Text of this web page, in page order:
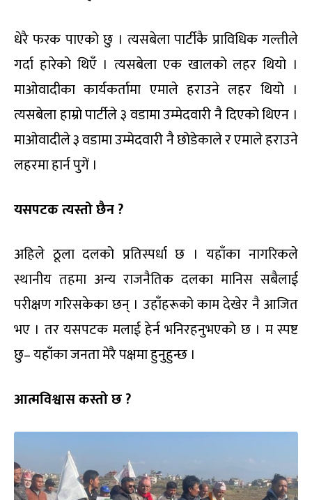
धेरै फरक पाएको छु । त्यसबेला पार्टीकै प्राविधिक गल्तीले
गर्दा हारेको थिएँ । त्यसबेला एक खालको लहर थियो ।
माओवादीका कार्यकर्तामा एमाले हराउने लहर थियो ।
त्यसबेला हाम्रो पार्टीले ३ वडामा उम्मेदवारी नै दिएको थिएन ।
माओवादीले ३ वडामा उम्मेदवारी नै छोडेकाले र एमाले हराउने
लहरमा हार्न पुगें ।
यसपटक त्यस्तो छैन ?
अहिले ठूला दलको प्रतिस्पर्धा छ । यहाँका नागरिकले
स्थानीय तहमा अन्य राजनैतिक दलका मानिस सबैलाई
परीक्षण गरिसकेका छन् । उहाँहरूको काम देखेर नै आजित
भए । तर यसपटक मलाई हेर्न भनिरहनुभएको छ । म स्पष्ट
छु– यहाँका जनता मेरै पक्षमा हुनुहुन्छ ।
आत्मविश्वास कस्तो छ ?